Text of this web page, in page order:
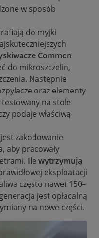
w sposób
do myjki
Common
do mikroszczelin,
Następnie
oraz elementy
na stole
podaje właściwą
zakodowanie
aby pracowały
Ile wytrzymują
eksploatacji
często nawet 150–
jest opłacalną
na nowe części.